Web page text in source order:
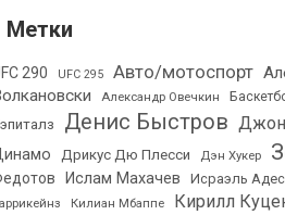
Метки
290 UFC 295 Авто/мотоспорт
Александр Овечкин
Денис Быстров
Дрикус Дю Плесси Дэн Хукер
Ислам Махачев Исраэль
Килиан Мбаппе Кирилл